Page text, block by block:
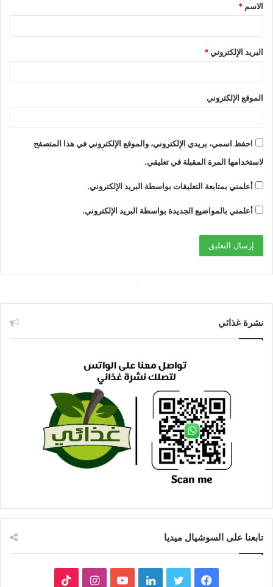
*
الاسم *
البريد الإلكتروني*
الموقع الإلكتروني
احفظ اسمي، بريدي الإلكتروني، والموقع الإلكتروني في هذا المتصفح
لاستخدامها المرة المقبلة في تعليقي.
أعلمني بمتابعة التعليقات بواسطة البريد الإلكتروني.
أعلمني بالمواضيع الجديدة بواسطة البريد الإلكتروني.
نشرة غذائي
تابعنا على السوشيال ميديا
فيسبوك تويتر لينكدإنيوتيوبانستقرام